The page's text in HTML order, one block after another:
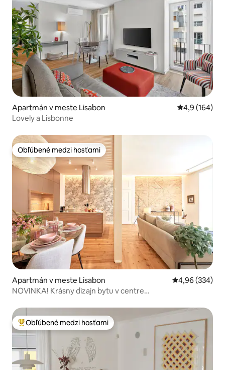
Apartmán v meste Lisabon Priemerné
4,9 (164)
Lovely a Lisbonne
Obľúbené medzi hosťami
Obľúbené medzi hosťami
Apartmán v meste Lisabon Priemerné
4,96 (334)
NOVINKA! Krásny dizajn bytu v centre
Najobľúbenejšie medzi hosťami
Obľúbené medzi hosťami